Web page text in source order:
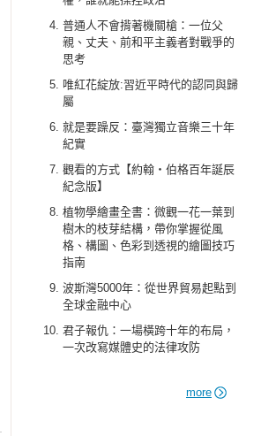
普通人不會揹著機關槍：一位父
親、丈夫、前和平主義者對戰爭的
思考
唯紅花綻放:習近平時代的認同與歸
屬
就是要躁反：臺灣獨立音樂三十年
紀實
觀看的方式【約翰‧伯格百年誕辰
紀念版】
植物學繪畫全書：微觀一花一葉到
樹木的枝芽結構，帶你掌握從風
格、構圖、色彩到透視的繪圖技巧
指南
波斯灣5000年：從世界貿易起點到
全球金融中心
君子報仇：一場橫跨十年的布局，
一次改寫媒體史的法律攻防
more